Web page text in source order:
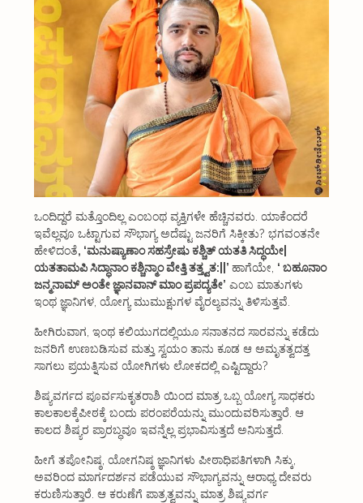
ಒಂದಿದ್ದರೆ ಮತ್ತೊಂದಿಲ್ಲ ಎಂಬಂಥ ವ್ಯಕ್ತಿಗಳೇ ಹೆಚ್ಚಿನವರು. ಯಾಕೆಂದರೆ
ಇವೆಲ್ಲವೂ ಒಟ್ಟಾಗುವ ಸೌಭಾಗ್ಯ ಅದೆಷ್ಟು ಜನರಿಗೆ ಸಿಕ್ಕೀತು? ಭಗವಂತನೇ
ಹೇಳಿದಂತೆ, ‘ಮನುಷ್ಯಾಣಾಂ ಸಹಸ್ರೇಷು ಕಶ್ಚಿತ್ ಯತತಿ ಸಿದ್ಧಯೇ|
ಯತತಾಮಪಿ ಸಿದ್ಧಾನಾಂ ಕಶ್ಚಿನ್ಮಾಂ ವೇತ್ತಿ ತತ್ತ್ವತ:||’ಹಾಗೆಯೇ, ‘ ಬಹೂನಾಂ
ಜನ್ಮನಾಮ್ ಅಂತೇ ಜ್ಞಾನವಾನ್ ಮಾಂ ಪ್ರಪದ್ಯತೇ’ ಎಂಬ ಮಾತುಗಳು
ಇಂಥ ಜ್ಞಾನಿಗಳ, ಯೋಗ್ಯ ಮುಮುಕ್ಷುಗಳ ವೈರಲ್ಯವನ್ನು ತಿಳಿಸುತ್ತವೆ.
ಹೀಗಿರುವಾಗ, ಇಂಥ ಕಲಿಯುಗದಲ್ಲಿಯೂ ಸನಾತನದ ಸಾರವನ್ನು ಕಡೆದು
ಜನರಿಗೆ ಉಣಬಡಿಸುವ ಮತ್ತು ಸ್ವಯಂ ತಾನು ಕೂಡ ಆ ಅಮೃತತ್ವದತ್ತ
ಸಾಗಲು ಪ್ರಯತ್ನಿಸುವ ಯೋಗಿಗಳು ಲೋಕದಲ್ಲಿ ಎಷ್ಟಿದ್ದಾರು?
ಶಿಷ್ಯವರ್ಗದ ಪೂರ್ವಸುಕೃತರಾಶಿ ಯಿಂದ ಮಾತ್ರ ಒಬ್ಬ ಯೋಗ್ಯ ಸಾಧಕರು
ಕಾಲಕಾಲಕ್ಕೆಪೀಠಕ್ಕೆ ಬಂದು ಪರಂಪರೆಯನ್ನು ಮುಂದುವರಿಸುತ್ತಾರೆ. ಆ
ಕಾಲದ ಶಿಷ್ಯರ ಪ್ರಾರಬ್ಧವೂ ಇವನ್ನೆಲ್ಲ ಪ್ರಭಾವಿಸುತ್ತದೆ ಅನಿಸುತ್ತದೆ.
ಹೀಗೆ ತಪೋನಿಷ್ಠ, ಯೋಗನಿಷ್ಠ ಜ್ಞಾನಿಗಳು ಪೀಠಾಧಿಪತಿಗಳಾಗಿ ಸಿಕ್ಕು,
ಅವರಿಂದ ಮಾರ್ಗದರ್ಶನ ಪಡೆಯುವ ಸೌಭಾಗ್ಯವನ್ನು ಆರಾಧ್ಯ ದೇವರು
ಕರುಣಿಸುತ್ತಾರೆ. ಆ ಕರುಣೆಗೆ ಪಾತ್ರತ್ವವನ್ನು ಮಾತ್ರ ಶಿಷ್ಯವರ್ಗ